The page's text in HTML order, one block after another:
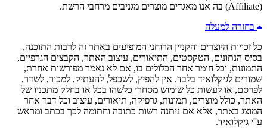
(Affiliate) בה אנו מאגדים מוצרים מגניבים מרחבי הרשת.
בחזרה למעלה
כל זכויות היוצרים והקניין הרוחני המופיעים באתר זה לרבות התוכנה,
בסיס הנתונים, הטקסטים, התיאורים, עיצוב האתר, הקבצים הגרפיים,
התמונות, וכל חומר אחר הכלולים בו, אם לא נאמר מפורשות אחרת,
שמורים לגיקלואיד בלבד. אין להפיץ, לשכפל, להעתיק, למכור, לשדר,
לפרסם, או לעשות כל שימוש מסחרי כלשהו בכל או בחלק מתכניו של
האתר, כולל מוצרים, תמונות, גרפיקה, תיאורים, עיצוב וכל דבר אחר
המוצג באתר, אלא אם ניתנה רשות כתובה וחתומה לכך בכתב ומראש
ע''י גיקלואיד.